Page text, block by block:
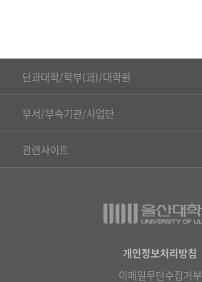
단과대학/학부(과)/대학원
■인문대학
▷국어국문학부
▷일본어·일본학과
▷프랑스어·프랑스학과
부서/부속기관/사업단
공동기기센터
공학교육혁신센터
관련사이트
건강가정지원센터
교수협의회
개인정보처리방침
이메일무단수집거부